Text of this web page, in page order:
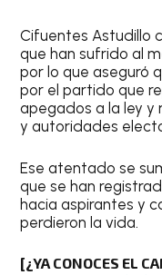
Cifuentes Astudillo
que han sufrido al
por lo que aseguró
por el partido que
apegados a la ley y
y autoridades
Ese atentado se
que se han
hacia aspirantes y
perdieron la vida.
[¿YA CONOCES EL